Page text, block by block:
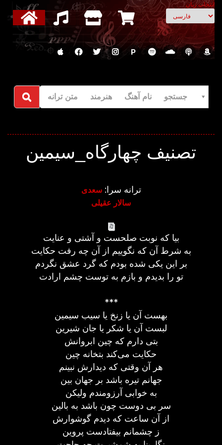
انتخاب زبان
P
جستجو نام آهنگ هنرمند متن ترانه
تصنیف چهارگاه_سیمین
ترانه سرا:سعدی
سالار عقیلی
بیا که نوبت صلحست و آشتی و عنایت
به شرط آن که نگوییم از آن چه رفت حکایت
بر این یکی شده بودم که گرد عشق نگردم
تو را بدیدم و بازم به توست چشم ارادت
***
بهست آن یا زنخ یا سیب سیمین
لبست آن یا شکر یا جان شیرین
بتی دارم که چین ابروانش
حکایت می‌کند بتخانه چین
هر آن وقتی که دیدارش نبینم
جهانم تیره باشد بر جهان بین
به خوابی آرزومندم ولیکن
سر بی دوست چون باشد به بالین
از آن ساعت که دیدم گوشوارش
ز چشمانم بیفتادست پروین